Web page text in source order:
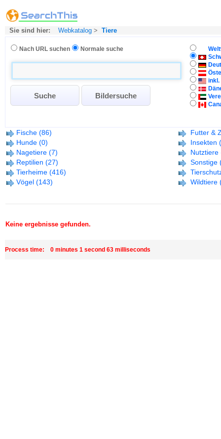
Sie sind hier: Webkatalog > Tiere
Nach URL suchen Normale suche
inkl.
Fische (86)
Futter &
Hunde (0) Insekten
Nagetiere (7) Nutztiere
Reptilien (27) Sonstige
Tierheime (416)
Vögel (143) Wildtiere
Keine ergebnisse gefunden.
Process time: 0 minutes 1 second 63 milliseconds